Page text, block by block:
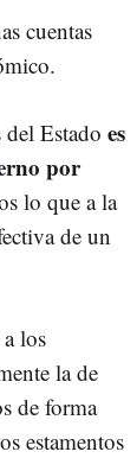
cuentas
del Estado es
por
lo que a la
de un
los
la de
de forma
estamentos